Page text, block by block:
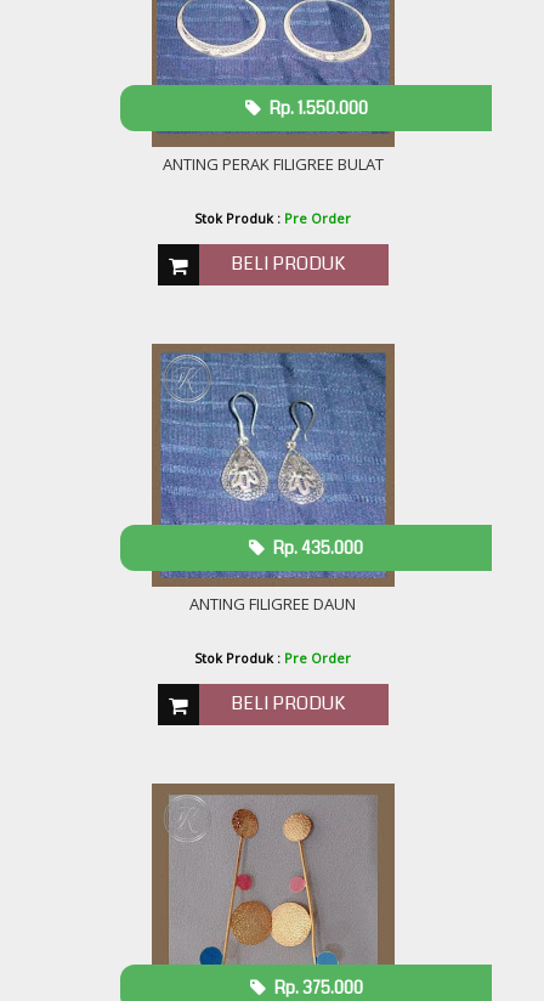
ANTING PERAK FILIGREE BULAT
Rp. 1.550.000
Stok Produk : Pre Order
BELI PRODUK
ANTING FILIGREE DAUN
Rp. 435.000
Stok Produk : Pre Order
BELI PRODUK
Rp. 375.000